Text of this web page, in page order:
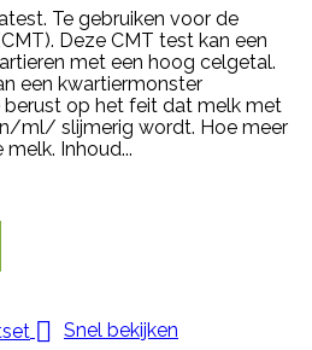
Te gebruiken voor de
Deze CMT test kan een
met een hoog celgetal.
een kwartiermonster
op het feit dat melk met
ml/ slijmerig wordt. Hoe meer
Inhoud...

Snel bekijken